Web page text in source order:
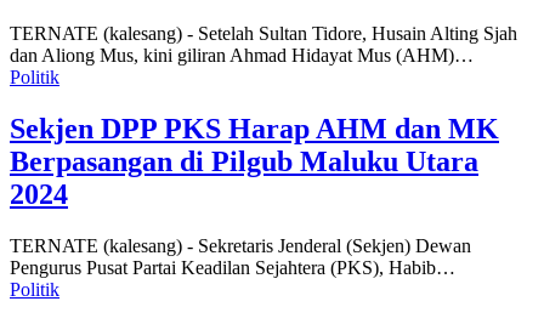
TERNATE (kalesang) - Setelah Sultan Tidore, Husain Alting Sjah
dan Aliong Mus, kini giliran Ahmad Hidayat Mus (AHM)…
Politik
Sekjen DPP PKS Harap AHM dan MK
Berpasangan di Pilgub Maluku Utara
2024
TERNATE (kalesang) - Sekretaris Jenderal (Sekjen) Dewan
Pengurus Pusat Partai Keadilan Sejahtera (PKS), Habib…
Politik